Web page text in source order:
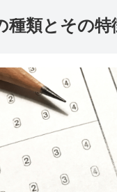
種類とその特